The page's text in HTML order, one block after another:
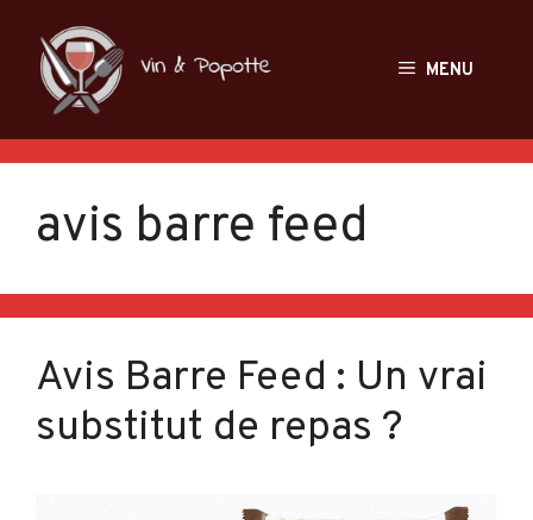
contenu
MENU
avis barre feed
Avis Barre Feed : Un vrai
substitut de repas ?